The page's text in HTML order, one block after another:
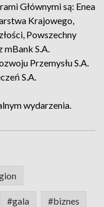
Głównymi są: Enea
Krajowego,
Powszechny
mBank S.A.
Przemysłu S.A.
S.A.
wydarzenia.
#gala #biznes